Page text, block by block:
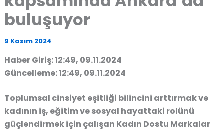
buluşuyor
9 Kasım 2024
Haber Giriş: 12:49, 09.11.2024
Güncelleme: 12:49, 09.11.2024
Toplumsal cinsiyet eşitliği bilincini arttırmak ve
kadının iş, eğitim ve sosyal hayattaki rolünü
güçlendirmek için çalışan Kadın Dostu Markalar